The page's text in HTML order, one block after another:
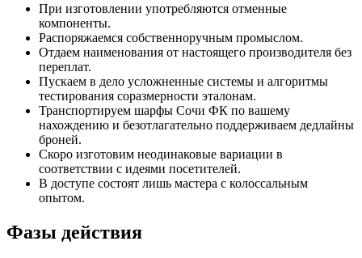
При изготовлении употребляются отменные
компоненты.
Распоряжаемся собственноручным промыслом.
Отдаем наименования от настоящего производителя без
переплат.
Пускаем в дело усложненные системы и алгоритмы
тестирования соразмерности эталонам.
Транспортируем шарфы Сочи ФК по вашему
нахождению и безотлагательно поддерживаем дедлайны
броней.
Скоро изготовим неодинаковые вариации в
соответствии с идеями посетителей.
В доступе состоят лишь мастера с колоссальным
опытом.
Фазы действия